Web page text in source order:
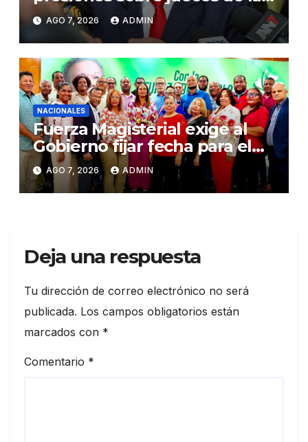
Suprema Corte de Justicia
AGO 7, 2026 ADMIN
NACIONALES
Fuerza Magisterial exige al
Gobierno fijar fecha para el
pago de la Evaluación del
Desempeño
AGO 7, 2026 ADMIN
Deja una respuesta
Tu dirección de correo electrónico no será
publicada. Los campos obligatorios están
marcados con *
Comentario *